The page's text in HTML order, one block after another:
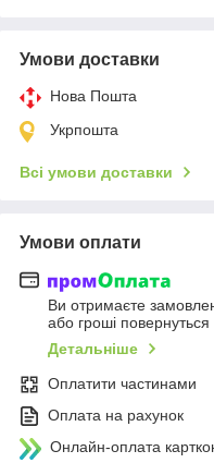
Умови доставки
Нова Пошта
Укрпошта
Всі умови доставки
Умови оплати
Ви отримаєте
або гроші
Детальніше
Оплатити частинами
Оплата на рахунок
Онлайн-оплата